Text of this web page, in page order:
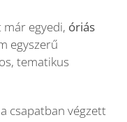
egyedi, óriás
egyszerű
tematikus
csapatban végzett